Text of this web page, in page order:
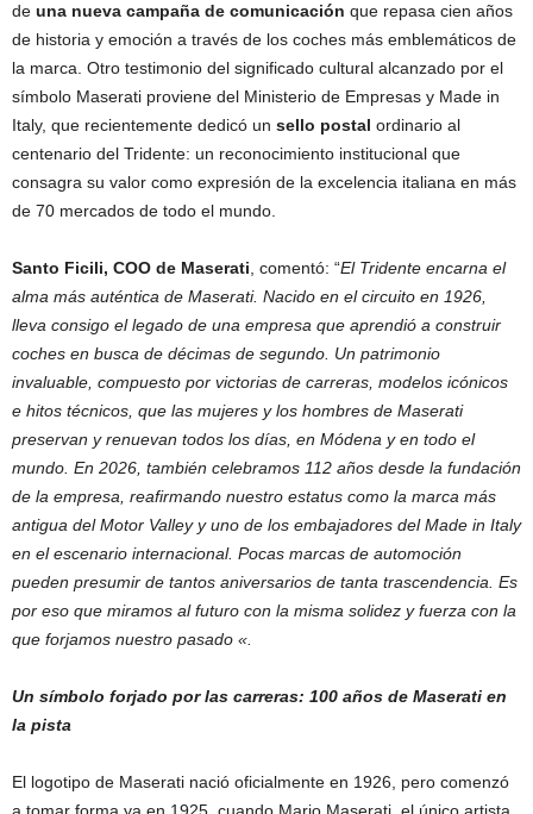
de una nueva campaña de comunicación que repasa cien años
de historia y emoción a través de los coches más emblemáticos de
la marca. Otro testimonio del significado cultural alcanzado por el
símbolo Maserati proviene del Ministerio de Empresas y Made in
Italy, que recientemente dedicó un sello postal ordinario al
centenario del Tridente: un reconocimiento institucional que
consagra su valor como expresión de la excelencia italiana en más
de 70 mercados de todo el mundo.
Santo Ficili, COO de Maserati , comentó: “El Tridente encarna el
alma más auténtica de Maserati. Nacido en el circuito en 1926,
lleva consigo el legado de una empresa que aprendió a construir
coches en busca de décimas de segundo. Un patrimonio
invaluable, compuesto por victorias de carreras, modelos icónicos
e hitos técnicos, que las mujeres y los hombres de Maserati
preservan y renuevan todos los días, en Módena y en todo el
mundo. En 2026, también celebramos 112 años desde la fundación
de la empresa, reafirmando nuestro estatus como la marca más
antigua del Motor Valley y uno de los embajadores del Made in Italy
en el escenario internacional. Pocas marcas de automoción
pueden presumir de tantos aniversarios de tanta trascendencia. Es
por eso que miramos al futuro con la misma solidez y fuerza con la
que forjamos nuestro pasado «.
Un símbolo forjado por las carreras: 100 años de Maserati en
la pista
El logotipo de Maserati nació oficialmente en 1926, pero comenzó